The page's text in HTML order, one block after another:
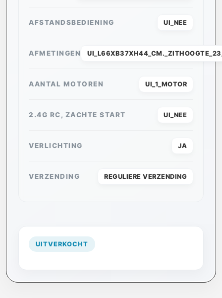
AFSTANDSBEDIENING UI_NEE
AFMETINGEN
AANTAL MOTOREN UI_1_MOTOR
2.4G RC, ZACHTE START UI_NEE
VERLICHTING JA
VERZENDING REGULIERE VERZENDING
UITVERKOCHT